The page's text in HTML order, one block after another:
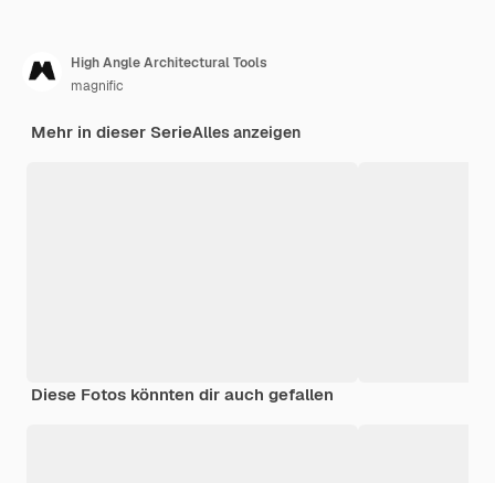
High Angle Architectural Tools
magnific
Mehr in dieser SerieAlles anzeigen
Diese Fotos könnten dir auch gefallen